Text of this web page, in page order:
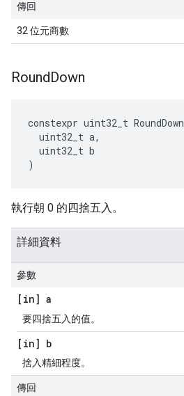
傳回
32 位元商數
RoundDown
constexpr uint32_t RoundDown
uint32_t a,
uint32_t b
)
執行朝 0 的四捨五入。
詳細資料
參數
[in] a
要四捨五入的值。
[in] b
捨入精細程度。
傳回